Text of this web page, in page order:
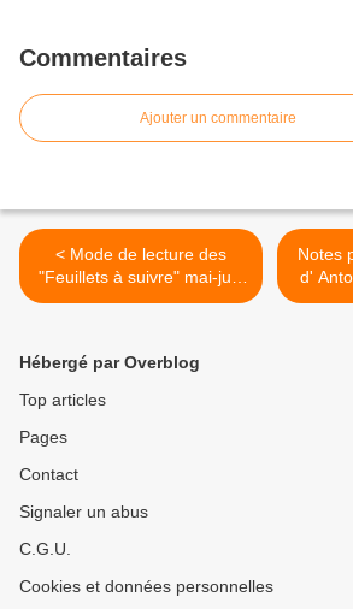
Commentaires
Ajouter un commentaire
< Mode de lecture des
"Feuillets à suivre" mai-juin
1940
Notes
d'
Hébergé par Overblog
Top articles
Pages
Contact
Signaler un abus
C.G.U.
Cookies et données personnelles